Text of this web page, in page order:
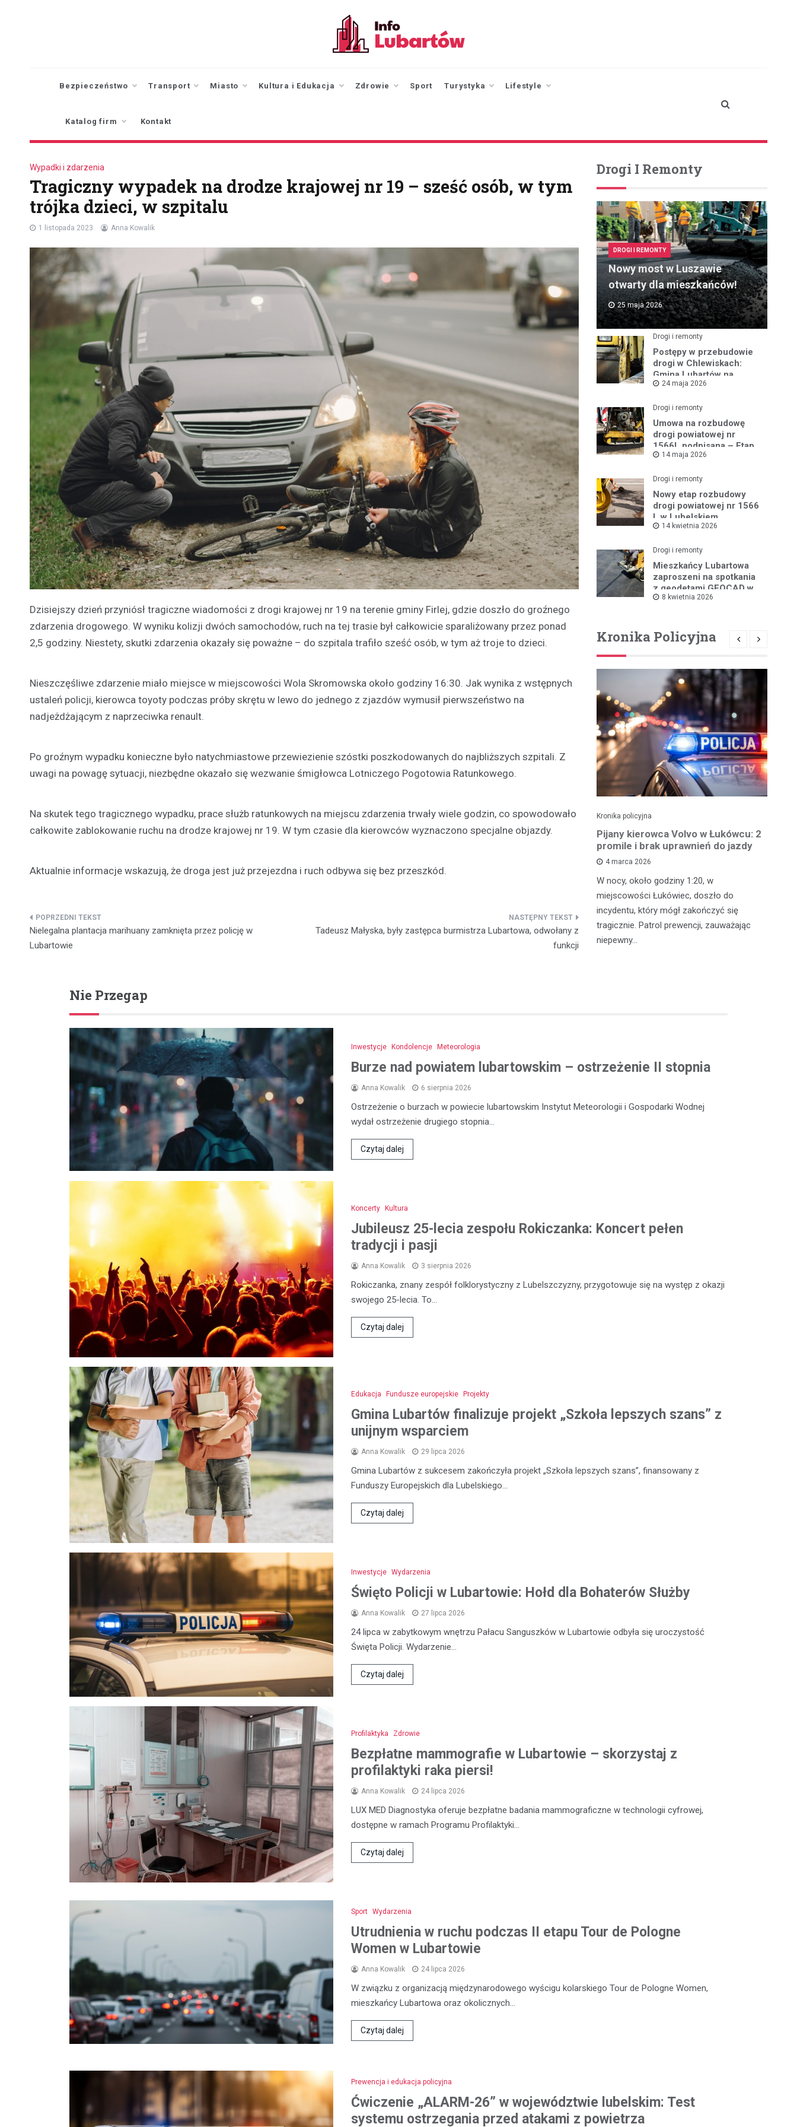
Bezpieczeństwo Transport Miasto Kultura i Edukacja Zdrowie Sport Turystyka Lifestyle
Katalog firm Kontakt
Wypadki i zdarzenia
Tragiczny wypadek na drodze krajowej nr 19 – sześć osób, w tym
trójka dzieci, w szpitalu
1 listopada 2023 Anna Kowalik
Dzisiejszy dzień przyniósł tragiczne wiadomości z drogi krajowej nr 19 na terenie gminy Firlej, gdzie doszło do groźnego
zdarzenia drogowego. W wyniku kolizji dwóch samochodów, ruch na tej trasie był całkowicie sparaliżowany przez ponad
2,5 godziny. Niestety, skutki zdarzenia okazały się poważne – do szpitala trafiło sześć osób, w tym aż troje to dzieci.
Nieszczęśliwe zdarzenie miało miejsce w miejscowości Wola Skromowska około godziny 16:30. Jak wynika z wstępnych
ustaleń policji, kierowca toyoty podczas próby skrętu w lewo do jednego z zjazdów wymusił pierwszeństwo na
nadjeżdżającym z naprzeciwka renault.
Po groźnym wypadku konieczne było natychmiastowe przewiezienie szóstki poszkodowanych do najbliższych szpitali. Z
uwagi na powagę sytuacji, niezbędne okazało się wezwanie śmigłowca Lotniczego Pogotowia Ratunkowego.
Na skutek tego tragicznego wypadku, prace służb ratunkowych na miejscu zdarzenia trwały wiele godzin, co spowodowało
całkowite zablokowanie ruchu na drodze krajowej nr 19. W tym czasie dla kierowców wyznaczono specjalne objazdy.
Aktualnie informacje wskazują, że droga jest już przejezdna i ruch odbywa się bez przeszkód.
Nawigacja
wpisu
Nielegalna plantacja marihuany zamknięta przez policję w
Lubartowie
Tadeusz Małyska, były zastępca burmistrza Lubartowa, odwołany z
funkcji
Drogi I Remonty
DROGI I REMONTY
Nowy most w Luszawie
otwarty dla mieszkańców!
25 maja 2026
Drogi i remonty
Postępy w przebudowie
drogi w Chlewiskach:
Gmina Lubartów na
miejscu inwestycji
24 maja 2026
Drogi i remonty
Umowa na rozbudowę
drogi powiatowej nr
1566L podpisana – Etap
III w toku
14 maja 2026
Drogi i remonty
Nowy etap rozbudowy
drogi powiatowej nr 1566
L w Lubelskiem
14 kwietnia 2026
Drogi i remonty
Mieszkańcy Lubartowa
zaproszeni na spotkania
z geodetami GEOCAD w
sprawie budowy S19
8 kwietnia 2026
Kronika Policyjna
Kronika policyjna
Oszustwo na komunikatorach: 23-
21 listopada 2025
która padła ofiarą oszustwa internetowego.
23-latka, będąc przekonana, że…
Kronika policyjna
Pijany kierowca Volvo w Łukówcu: 2
promile i brak uprawnień do jazdy
4 marca 2026
W nocy, około godziny 1:20, w
miejscowości Łukówiec, doszło do
incydentu, który mógł zakończyć się
tragicznie. Patrol prewencji, zauważając
niepewny…
Nie Przegap
Inwestycje Kondolencje Meteorologia
Burze nad powiatem lubartowskim – ostrzeżenie II stopnia
Anna Kowalik 6 sierpnia 2026
Ostrzeżenie o burzach w powiecie lubartowskim Instytut Meteorologii i Gospodarki Wodnej
wydał ostrzeżenie drugiego stopnia…
Czytaj dalej
Koncerty Kultura
Jubileusz 25-lecia zespołu Rokiczanka: Koncert pełen
tradycji i pasji
Anna Kowalik 3 sierpnia 2026
Rokiczanka, znany zespół folklorystyczny z Lubelszczyzny, przygotowuje się na występ z okazji
swojego 25-lecia. To…
Czytaj dalej
Edukacja Fundusze europejskie Projekty
Gmina Lubartów finalizuje projekt „Szkoła lepszych szans” z
unijnym wsparciem
Anna Kowalik 29 lipca 2026
Gmina Lubartów z sukcesem zakończyła projekt „Szkoła lepszych szans”, finansowany z
Funduszy Europejskich dla Lubelskiego…
Czytaj dalej
Inwestycje Wydarzenia
Święto Policji w Lubartowie: Hołd dla Bohaterów Służby
Anna Kowalik 27 lipca 2026
24 lipca w zabytkowym wnętrzu Pałacu Sanguszków w Lubartowie odbyła się uroczystość
Święta Policji. Wydarzenie…
Czytaj dalej
Profilaktyka Zdrowie
Bezpłatne mammografie w Lubartowie – skorzystaj z
profilaktyki raka piersi!
Anna Kowalik 24 lipca 2026
LUX MED Diagnostyka oferuje bezpłatne badania mammograficzne w technologii cyfrowej,
dostępne w ramach Programu Profilaktyki…
Czytaj dalej
Sport Wydarzenia
Utrudnienia w ruchu podczas II etapu Tour de Pologne
Women w Lubartowie
Anna Kowalik 24 lipca 2026
W związku z organizacją międzynarodowego wyścigu kolarskiego Tour de Pologne Women,
mieszkańcy Lubartowa oraz okolicznych…
Czytaj dalej
Prewencja i edukacja policyjna
Ćwiczenie „ALARM-26” w województwie lubelskim: Test
systemu ostrzegania przed atakami z powietrza